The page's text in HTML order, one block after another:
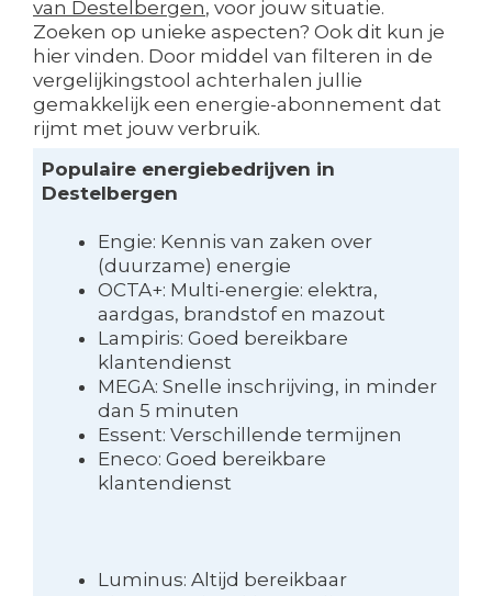
van Destelbergen, voor jouw situatie.
Zoeken op unieke aspecten? Ook dit kun je
hier vinden. Door middel van filteren in de
vergelijkingstool achterhalen jullie
gemakkelijk een energie-abonnement dat
rijmt met jouw verbruik.
Populaire energiebedrijven in
Destelbergen
Engie: Kennis van zaken over
(duurzame) energie
OCTA+: Multi-energie: elektra,
aardgas, brandstof en mazout
Lampiris: Goed bereikbare
klantendienst
MEGA: Snelle inschrijving, in minder
dan 5 minuten
Essent: Verschillende termijnen
Eneco: Goed bereikbare
klantendienst
Luminus: Altijd bereikbaar